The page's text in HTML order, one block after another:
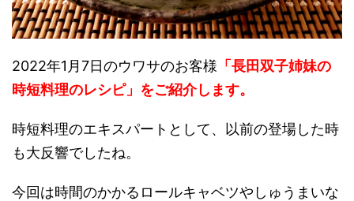
2022年1月7日のウワサのお客様 「長田双子姉妹の
時短料理のレシピ」をご紹介します。
時短料理のエキスパートとして、以前の登場した時
も大反響でしたね。
今回は時間のかかるロールキャベツやしゅうまいな